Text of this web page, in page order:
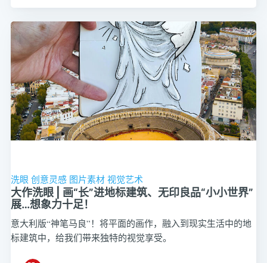
洗眼 创意灵感 图片素材 视觉艺术
大作洗眼 | 画“长”进地标建筑、无印良品“小小世界”
展…想象力十足！
意大利版“神笔马良”！将平面的画作，融入到现实生活中的地
标建筑中，给我们带来独特的视觉享受。